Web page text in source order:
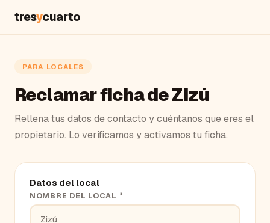
tresycuarto
PARA LOCALES
Reclamar ficha de Zizú
Rellena tus datos de contacto y cuéntanos que eres el
propietario. Lo verificamos y activamos tu ficha.
Datos del local
NOMBRE DEL LOCAL *